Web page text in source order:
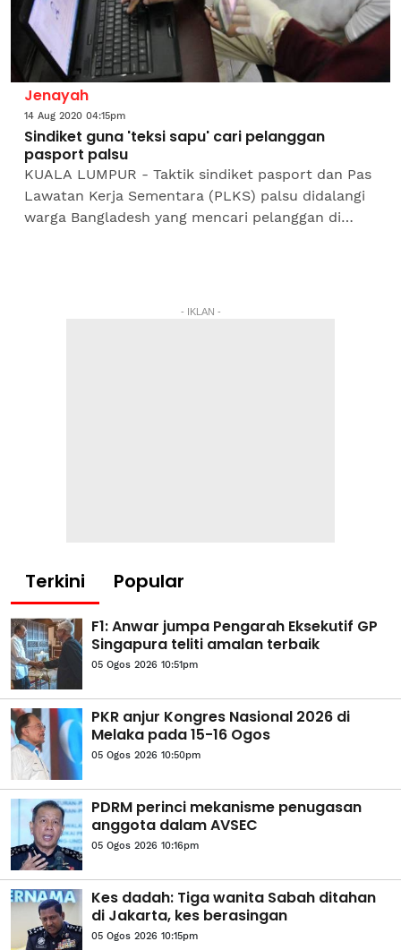
Jenayah
14 Aug 2020 04:15pm
Sindiket guna 'teksi sapu' cari pelanggan
pasport palsu
KUALA LUMPUR - Taktik sindiket pasport dan Pas
Lawatan Kerja Sementara (PLKS) palsu didalangi
warga Bangladesh yang mencari pelanggan di
- IKLAN -
Terkini Popular
F1: Anwar jumpa Pengarah Eksekutif GP
Singapura teliti amalan terbaik
05 Ogos 2026 10:51pm
PKR anjur Kongres Nasional 2026 di
Melaka pada 15-16 Ogos
05 Ogos 2026 10:50pm
PDRM perinci mekanisme penugasan
anggota dalam AVSEC
05 Ogos 2026 10:16pm
Kes dadah: Tiga wanita Sabah ditahan
di Jakarta, kes berasingan
05 Ogos 2026 10:15pm